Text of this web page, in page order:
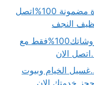
شركة تنظيف نجف بالرياض بجودة مضمونة 100%اتصل
تخلص من البقع والأوساخ في مفروشاتك100%فقط مع
الان
الخيام وبيوت